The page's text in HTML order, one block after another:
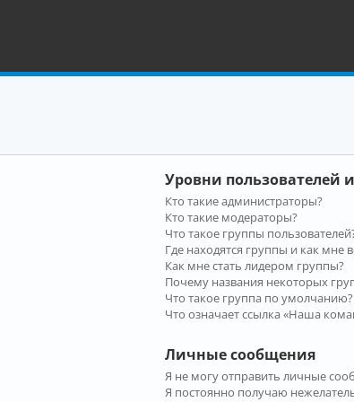
Уровни пользователей
Кто такие администраторы?
Кто такие модераторы?
Что такое группы
Где находятся группы и как мне
Как мне стать лидером группы?
Почему названия некоторых
Что такое группа по умолчанию?
Что означает ссылка «Наша
Личные сообщения
Я не могу отправить личные
Я постоянно получаю